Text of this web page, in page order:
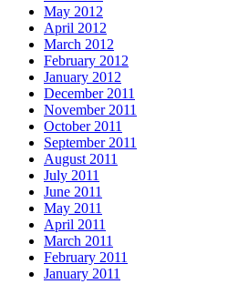
May 2012
April 2012
March 2012
February 2012
January 2012
December 2011
November 2011
October 2011
September 2011
August 2011
July 2011
June 2011
May 2011
April 2011
March 2011
February 2011
January 2011